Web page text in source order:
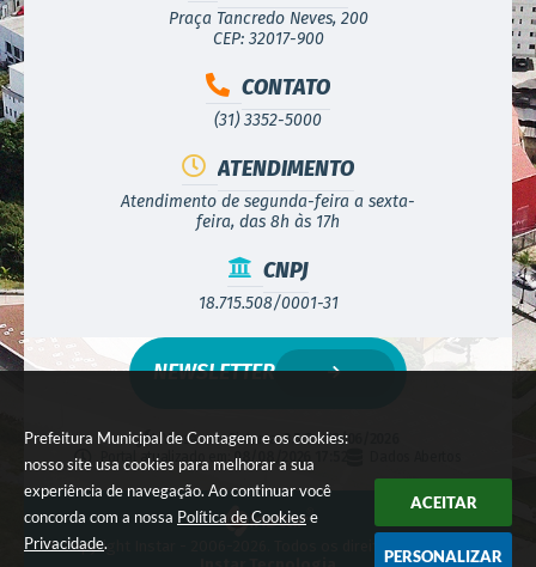
Prefeitura Municipal de Contagem e os cookies:
nosso site usa cookies para melhorar a sua
experiência de navegação. Ao continuar você
concorda com a nossa Política de Cookies e
Privacidade.
ACEITAR
PERSONALIZAR
Praça Tancredo Neves, 200
CEP: 32017-900
CONTATO
(31) 3352-5000
ATENDIMENTO
Atendimento de segunda-feira a sexta-
feira, das 8h às 17h
CNPJ
18.715.508/0001-31
Versão do Sistema:3.5.3 - 19/06/2026
Portal atualizado em:
08/08/2026 17:52
NEWSLETTER
© Copyright Instar - 2006-2026. Todos os direitos reservados -